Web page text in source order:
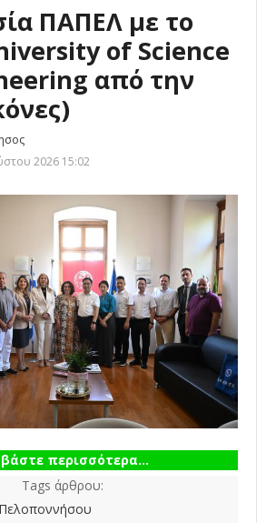
ΠΑΠΕΛ με το
of Science
από την
2026 15:02
περισσότερα...
Tags άρθρου: